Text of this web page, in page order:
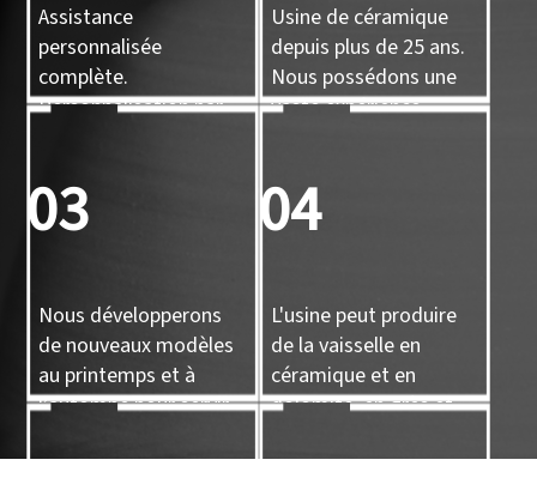
Assistance
personnalisée
complète.
Personnalisation par
moulage 3D.
Usine de céramique
depuis plus de 25 ans.
Nous possédons une
vaste expérience.
03
Nous développerons
de nouveaux modèles
au printemps et à
l’automne pour servir
clients.
04
L'usine peut produire
de la vaisselle en
céramique et en
dolomite, en grès et
des objets artisanaux